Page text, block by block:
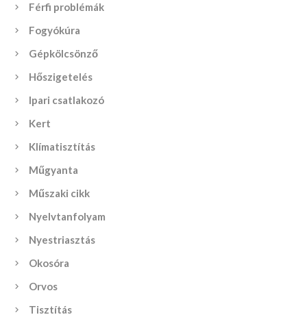
Férfi problémák
Fogyókúra
Gépkölcsönző
Hőszigetelés
Ipari csatlakozó
Kert
Klímatisztítás
Műgyanta
Műszaki cikk
Nyelvtanfolyam
Nyestriasztás
Okosóra
Orvos
Tisztítás